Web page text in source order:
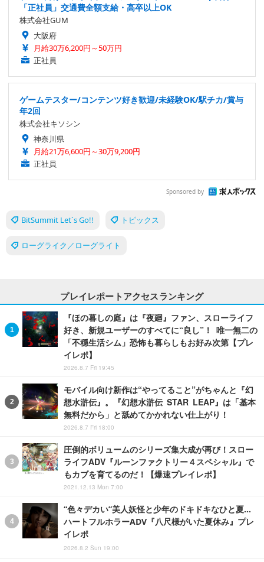
「正社員」交通費全額支給・高卒以上OK
株式会社GUM
大阪府
月給30万6,200円～50万円
正社員
ゲームテスター/コンテンツ好き歓迎/未経験OK/駅チカ/賞与
年2回
株式会社キソシン
神奈川県
月給21万6,600円～30万9,200円
正社員
Sponsored by
BitSummit Let`s Go!! トピックス
ローグライク／ローグライト
プレイレポートアクセスランキング
『ほの暮しの庭』は『夜廻』ファン、スローライフ
好き、新規ユーザーのすべてに“良し”！ 唯一無二の
「不穏生活シム」恐怖も暮らしもお好み次第【プレ
イレポ】
2026.8.7 Fri 19:45
モバイル向け新作は“やってること”がちゃんと『幻
想水滸伝』。『幻想水滸伝 STAR LEAP』は「基本
無料だから」と舐めてかかれない仕上がり！
2026.8.7 Fri 18:00
圧倒的ボリュームのシリーズ集大成が再び！スロー
ライフADV『ルーンファクトリー４スペシャル』で
もカブを育てるのだ！【爆速プレイレポ】
2021.12.13 Mon 7:00
“色々デカい”美人妖怪と少年のドキドキなひと夏…
ハートフルホラーADV『八尺様がいた夏休み』プレ
イレポ
2026.8.2 Sun 19:00